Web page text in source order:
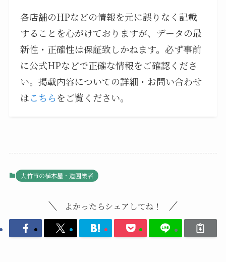
各店舗のHPなどの情報を元に誤りなく記載
することを心がけておりますが、データの最
新性・正確性は保証致しかねます。必ず事前
に公式HPなどで正確な情報をご確認くださ
い。掲載内容についての詳細・お問い合わせ
はこちらをご覧ください。
大竹市の植木屋・造園業者
よかったらシェアしてね！